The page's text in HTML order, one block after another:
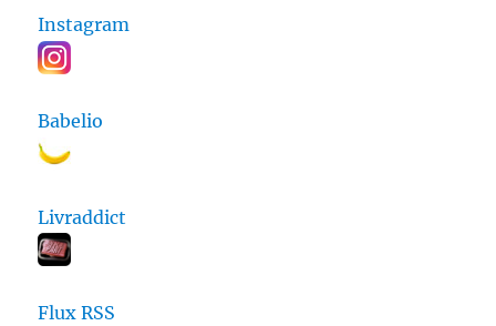
Instagram
Babelio
Livraddict
Flux RSS